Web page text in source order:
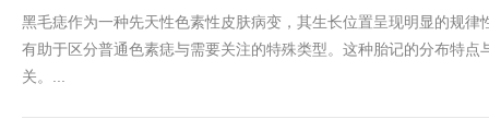
黑毛痣作为一种先天性色素性皮肤病变，其生长位置呈现明显的规律
有助于区分普通色素痣与需要关注的特殊类型。这种胎记的分布特点
关。...